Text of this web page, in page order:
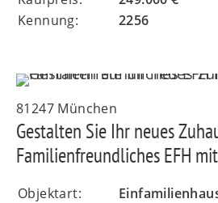
Kennung:
2256
81247 München
Gestalten Sie Ihr neues
Familienfreundliches EFH
Objektart: